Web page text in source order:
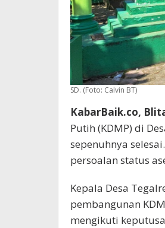
SD. (Foto: Calvin BT)
KabarBaik.co,
Putih (KDMP) di
sepenuhnya
persoalan status
Kepala Desa
pembangunan
mengikuti